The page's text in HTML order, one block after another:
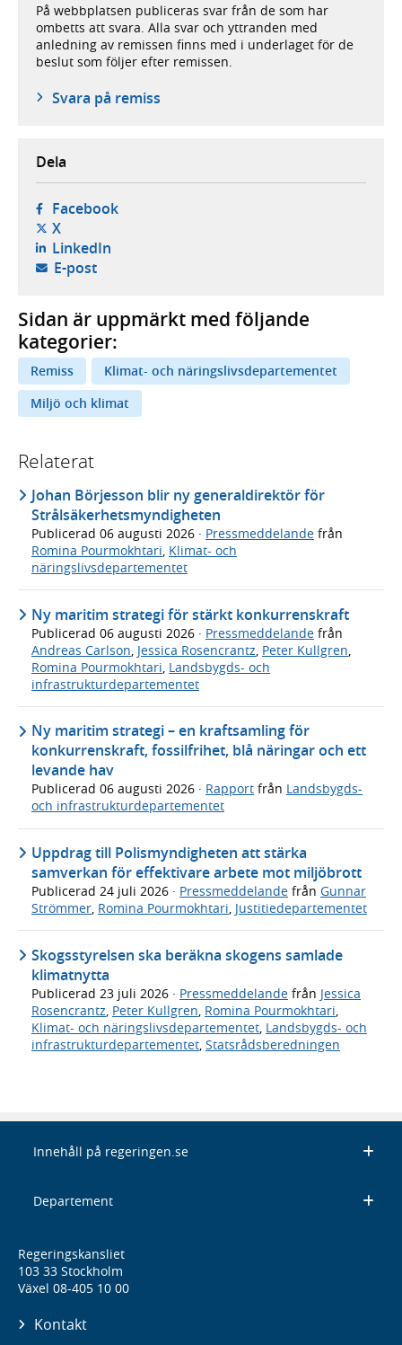
På webbplatsen publiceras svar från de som har
ombetts att svara. Alla svar och yttranden med
anledning av remissen finns med i underlaget för de
beslut som följer efter remissen.
Svara på remiss
Dela
Facebook- öppnas i ny flik, extern webbplats,
X- öppnas i ny flik, extern webbplats,
LinkedIn- öppnas i ny flik, extern webbplats,
E-post- öppnar din e-postklient,
Sidan är uppmärkt med följande
kategorier:
Remiss
Klimat- och näringslivsdepartementet
Miljö och klimat
Relaterat
Johan Börjesson blir ny generaldirektör för
Strålsäkerhetsmyndigheten
Publicerad 06 augusti 2026 · Pressmeddelande från
Romina Pourmokhtari, Klimat- och
näringslivsdepartementet
Ny maritim strategi för stärkt konkurrenskraft
Publicerad 06 augusti 2026 · Pressmeddelande från
Andreas Carlson Jessica Rosencrantz Peter Kullgren
Romina Pourmokhtari Landsbygds- och
infrastrukturdepartementet
Ny maritim strategi – en kraftsamling för
konkurrenskraft, fossilfrihet, blå näringar och ett
levande hav
Publicerad 06 augusti 2026 · Rapport från Landsbygds-
och infrastrukturdepartementet
Uppdrag till Polismyndigheten att stärka
samverkan för effektivare arbete mot miljöbrott
Publicerad 24 juli 2026 · Pressmeddelande från Gunnar
Strömmer, Romina Pourmokhtari, Justitiedepartementet
Skogsstyrelsen ska beräkna skogens samlade
klimatnytta
Publicerad 23 juli 2026 · Pressmeddelande från Jessica
Rosencrantz Peter Kullgren Romina Pourmokhtari
Klimat- och näringslivsdepartementet Landsbygds- och
infrastrukturdepartementet Statsrådsberedningen
Innehåll på regeringen.se
Departement
Regeringskansliet
103 33 Stockholm
Växel 08-405 10 00
Kontakt